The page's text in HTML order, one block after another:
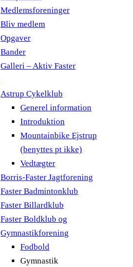
Medlemsforeninger
Bliv medlem
Opgaver
Bander
Galleri – Aktiv Faster
Astrup Cykelklub
Generel information
Introduktion
Mountainbike Ejstrup
(benyttes pt ikke)
Vedtægter
Borris-Faster Jagtforening
Faster Badmintonklub
Faster Billardklub
Faster Boldklub og
Gymnastikforening
Fodbold
Gymnastik